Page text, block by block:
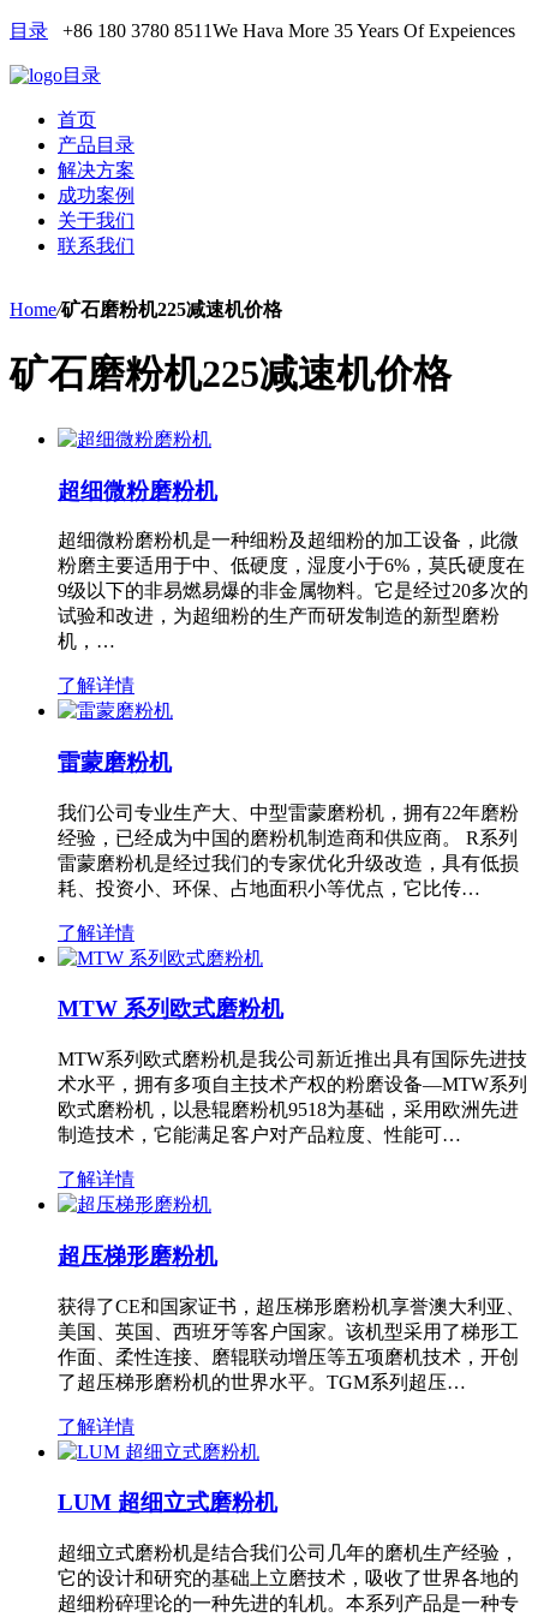
目录 +86 180 3780 8511We Hava More 35 Years Of Expeiences
目录
首页
产品目录
解决方案
成功案例
关于我们
联系我们
Home/矿石磨粉机225减速机价格
矿石磨粉机225减速机价格
超细微粉磨粉机
超细微粉磨粉机是一种细粉及超细粉的加工设备，此微
粉磨主要适用于中、低硬度，湿度小于6%，莫氏硬度在
9级以下的非易燃易爆的非金属物料。它是经过20多次的
试验和改进，为超细粉的生产而研发制造的新型磨粉
机，…
了解详情
雷蒙磨粉机
我们公司专业生产大、中型雷蒙磨粉机，拥有22年磨粉
经验，已经成为中国的磨粉机制造商和供应商。 R系列
雷蒙磨粉机是经过我们的专家优化升级改造，具有低损
耗、投资小、环保、占地面积小等优点，它比传…
了解详情
MTW 系列欧式磨粉机
MTW系列欧式磨粉机是我公司新近推出具有国际先进技
术水平，拥有多项自主技术产权的粉磨设备—MTW系列
欧式磨粉机，以悬辊磨粉机9518为基础，采用欧洲先进
制造技术，它能满足客户对产品粒度、性能可…
了解详情
超压梯形磨粉机
获得了CE和国家证书，超压梯形磨粉机享誉澳大利亚、
美国、英国、西班牙等客户国家。该机型采用了梯形工
作面、柔性连接、磨辊联动增压等五项磨机技术，开创
了超压梯形磨粉机的世界水平。TGM系列超压…
了解详情
LUM 超细立式磨粉机
超细立式磨粉机是结合我们公司几年的磨机生产经验，
它的设计和研究的基础上立磨技术，吸收了世界各地的
超细粉碎理论的一种先进的轧机。本系列产品是一种专